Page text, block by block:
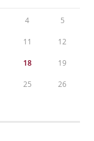
4 5
11 12
18 19
25 26